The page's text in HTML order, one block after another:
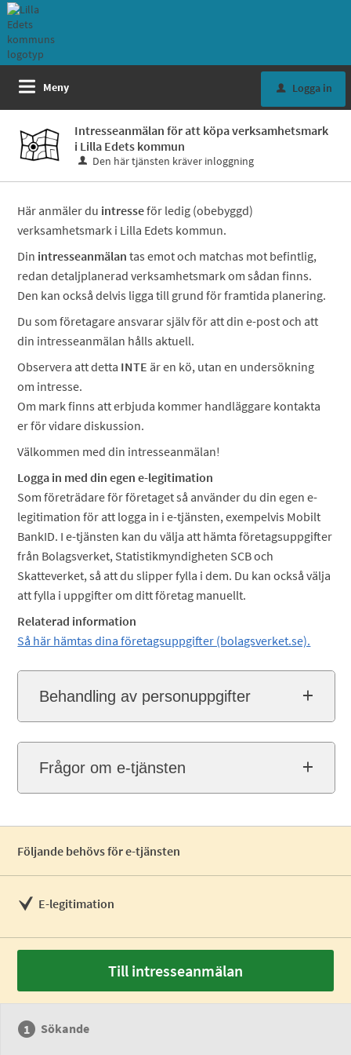
Meny u Logga in
Intresseanmälan för att köpa verksamhetsmark
i Lilla Edets kommun
Den här tjänsten kräver inloggning
Här anmäler du intresseför ledig (obebyggd)
verksamhetsmark i Lilla Edets kommun.
Din intresseanmälantas emot och matchas mot befintlig,
redan detaljplanerad verksamhetsmark om sådan finns.
Den kan också delvis ligga till grund för framtida planering.
Du som företagare ansvarar själv för att din e-post och att
din intresseanmälan hålls aktuell.
Observera att detta INTE är en kö, utan en undersökning
om intresse.
Om mark finns att erbjuda kommer handläggare kontakta
er för vidare diskussion.
Välkommen med din intresseanmälan!
Logga in med din egen e-legitimation
Som företrädare för företaget så använder du din egen e-
legitimation för att logga in i e-tjänsten, exempelvis Mobilt
BankID. I e-tjänsten kan du välja att hämta företagsuppgifter
från Bolagsverket, Statistikmyndigheten SCB och
Skatteverket, så att du slipper fylla i dem. Du kan också välja
att fylla i uppgifter om ditt företag manuellt.
Relaterad information
Så här hämtas dina företagsuppgifter (bolagsverket.se).
Behandling av personuppgifter
Frågor om e-tjänsten
Följande behövs för e-tjänsten
E-legitimation
Till intresseanmälan
Sökande